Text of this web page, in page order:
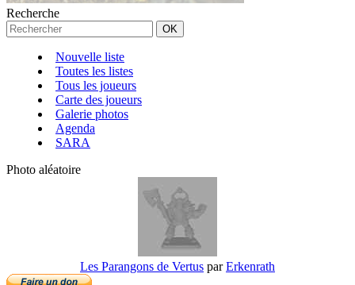
Recherche
Nouvelle liste
Toutes les listes
Tous les joueurs
Carte des joueurs
Galerie photos
Agenda
SARA
Photo aléatoire
Les Parangons de Vertus parErkenrath